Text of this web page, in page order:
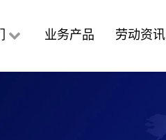
业务产品 劳动资讯